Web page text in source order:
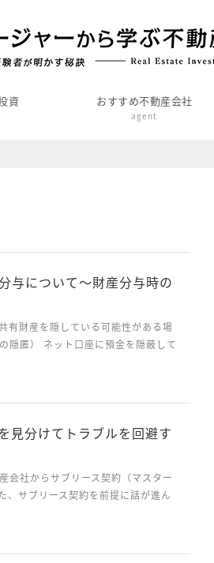
資 おすすめ不動産会社
agent
与について～財産分与時の
有財産を隠している可能性がある場
隠匿） ネット口座に預金を隠蔽して
って口座の有無を確...
見分けてトラブルを回避す
会社からサブリース契約（マスター
、サブリース契約を前提に話が進ん
たれている方も多いのではな...